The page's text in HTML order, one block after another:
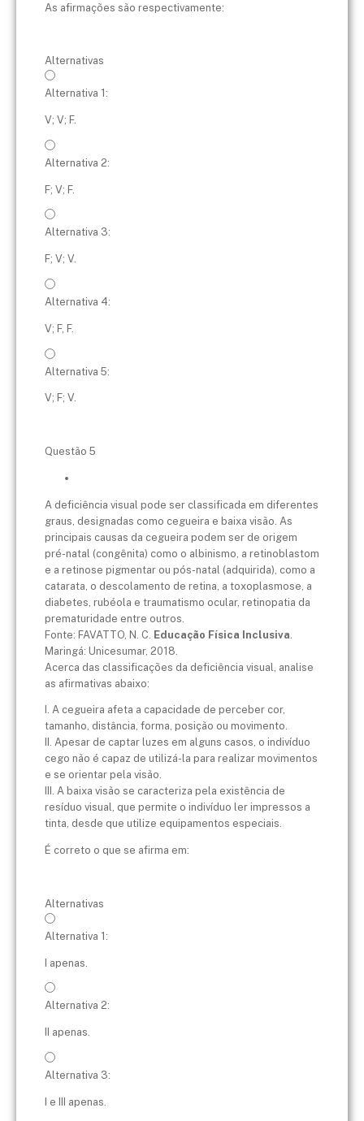
As afirmações são respectivamente:
Alternativas
Alternativa 1:
V; V; F.
Alternativa 2:
F; V; F.
Alternativa 3:
F; V; V.
Alternativa 4:
V; F, F.
Alternativa 5:
V; F; V.
Questão 5
A deficiência visual pode ser classificada em diferentes
graus, designadas como cegueira e baixa visão. As
principais causas da cegueira podem ser de origem
pré-natal (congênita) como o albinismo, a retinoblastom
e a retinose pigmentar ou pós-natal (adquirida), como a
catarata, o descolamento de retina, a toxoplasmose, a
diabetes, rubéola e traumatismo ocular, retinopatia da
prematuridade entre outros.
Fonte: FAVATTO, N. C. Educação Física Inclusiva
Maringá: Unicesumar, 2018.
Acerca das classificações da deficiência visual, analise
as afirmativas abaixo:
I. A cegueira afeta a capacidade de perceber cor,
tamanho, distância, forma, posição ou movimento.
II. Apesar de captar luzes em alguns casos, o indivíduo
cego não é capaz de utilizá-la para realizar movimentos
e se orientar pela visão.
III. A baixa visão se caracteriza pela existência de
resíduo visual, que permite o indivíduo ler impressos a
tinta, desde que utilize equipamentos especiais.
É correto o que se afirma em:
Alternativas
Alternativa 1:
I apenas.
Alternativa 2:
II apenas.
Alternativa 3:
I e III apenas.